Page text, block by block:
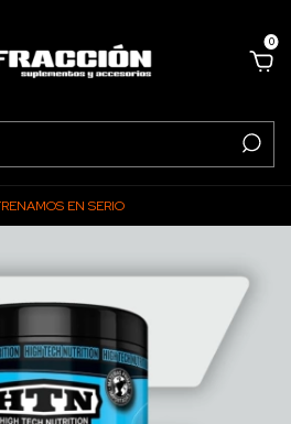
0
EN SERIO